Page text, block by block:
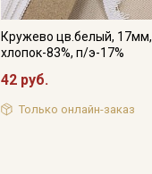
Кружево цв.белый, 17мм,
хлопок-83%, п/э-17%
42 руб.
Только онлайн-заказ